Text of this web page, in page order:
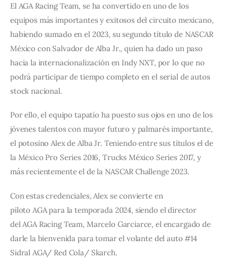
El AGA Racing Team, se ha convertido en uno de los
equipos más importantes y exitosos del circuito mexicano,
habiendo sumado en el 2023, su segundo título de NASCAR
México con Salvador de Alba Jr., quien ha dado un paso
hacia la internacionalización en Indy NXT, por lo que no
podrá participar de tiempo completo en el serial de autos
stock nacional.
Por ello, el equipo tapatío ha puesto sus ojos en uno de los
jóvenes talentos con mayor futuro y palmarés importante,
el potosino Alex de Alba Jr. Teniendo entre sus títulos el de
la México Pro Series 2016, Trucks México Series 2017, y
más recientemente el de la NASCAR Challenge 2023.
Con estas credenciales, Alex se convierte en
piloto AGA para la temporada 2024, siendo el director
del AGA Racing Team, Marcelo Garciarce, el encargado de
darle la bienvenida para tomar el volante del auto #14
Sidral AGA/ Red Cola/ Skarch.